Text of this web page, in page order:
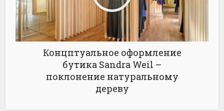
Концптуальное оформление
бутика Sandra Weil –
поклонение натуральному
дереву